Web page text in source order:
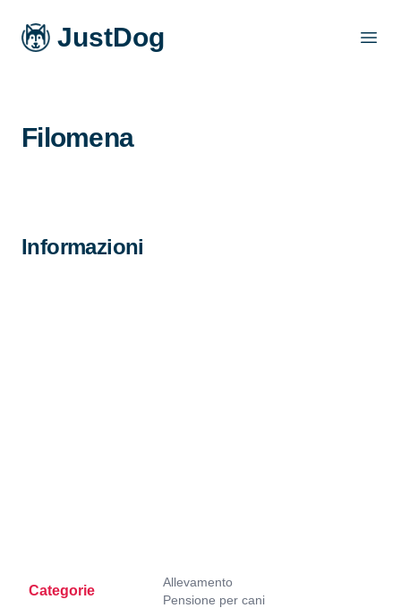
JustDog
Filomena
Informazioni
Categorie
Allevamento
Pensione per cani